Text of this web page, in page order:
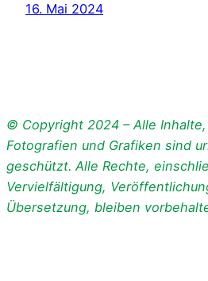
16. Mai 2024
© Copyright 2024 – Alle
Fotografien und Grafiken sind
geschützt. Alle Rechte,
Vervielfältigung,
Übersetzung, bleiben